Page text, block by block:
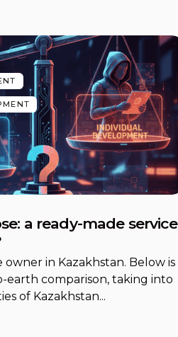
a ready-made service
in Kazakhstan. Below is
comparison, taking into
of Kazakhstan...